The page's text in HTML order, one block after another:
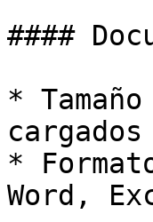
####
*
*
Word,